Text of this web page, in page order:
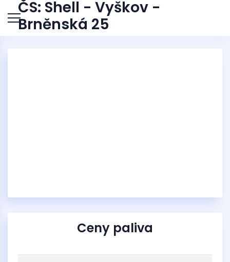
ČS: Shell - Vyškov -
Brněnská 25
Ceny paliva